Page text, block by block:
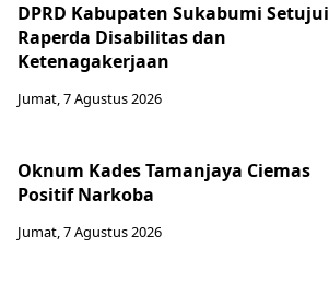
DPRD Kabupaten Sukabumi Setujui
Raperda Disabilitas dan
Ketenagakerjaan
Jumat, 7 Agustus 2026
Oknum Kades Tamanjaya Ciemas
Positif Narkoba
Jumat, 7 Agustus 2026